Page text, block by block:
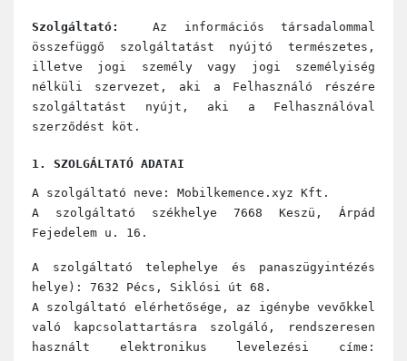
Szolgáltató:
Az információs társadalommal
összefüggő szolgáltatást nyújtó természetes,
illetve jogi személy vagy jogi személyiség
nélküli szervezet, aki a Felhasználó részére
szolgáltatást nyújt, aki a Felhasználóval
szerződést köt.
1. SZOLGÁLTATÓ ADATAI
A szolgáltató neve: Mobilkemence.xyz Kft.
A szolgáltató székhelye 7668 Keszü, Árpád
Fejedelem u. 16.
A szolgáltató telephelye és panaszügyintézés
helye): 7632 Pécs, Siklósi út 68.
A szolgáltató elérhetősége, az igénybe vevőkkel
való kapcsolattartásra szolgáló, rendszeresen
használt elektronikus levelezési címe: